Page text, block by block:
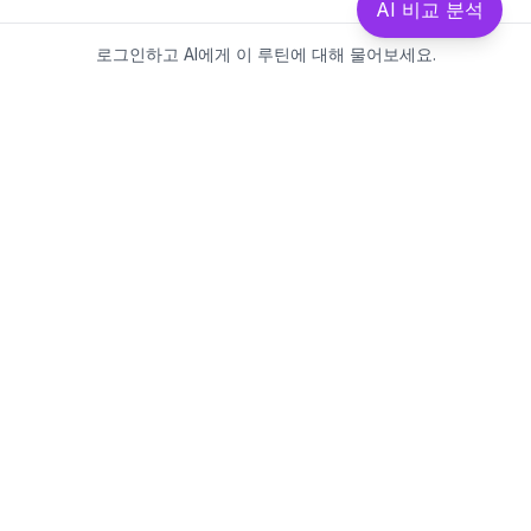
로그인하고 AI에게 이 루틴에 대해 물어보세요.
AI 비교 분석